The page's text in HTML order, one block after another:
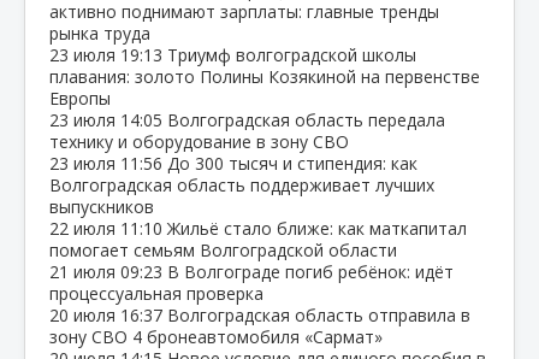
активно поднимают зарплаты: главные тренды
рынка труда
23 июля 19:13 Триумф волгоградской школы
плавания: золото Полины Козякиной на первенстве
Европы
23 июля 14:05 Волгоградская область передала
технику и оборудование в зону СВО
23 июля 11:56 До 300 тысяч и стипендия: как
Волгоградская область поддерживает лучших
выпускников
22 июля 11:10 Жильё стало ближе: как маткапитал
помогает семьям Волгоградской области
21 июля 09:23 В Волгограде погиб ребёнок: идёт
процессуальная проверка
20 июля 16:37 Волгоградская область отправила в
зону СВО 4 бронеавтомобиля «Сармат»